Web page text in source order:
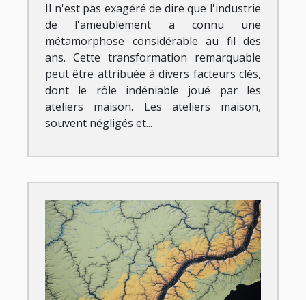
Il n'est pas exagéré de dire que l'industrie
de l'ameublement a connu une
métamorphose considérable au fil des
ans. Cette transformation remarquable
peut être attribuée à divers facteurs clés,
dont le rôle indéniable joué par les
ateliers maison. Les ateliers maison,
souvent négligés et...